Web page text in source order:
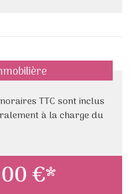
TTC sont inclus
à la charge du
€*